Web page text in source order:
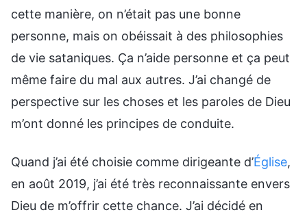
cette manière, on n’était pas une bonne
personne, mais on obéissait à des philosophies
de vie sataniques. Ça n’aide personne et ça peut
même faire du mal aux autres. J’ai changé de
perspective sur les choses et les paroles de Dieu
m’ont donné les principes de conduite.
Quand j’ai été choisie comme dirigeante d’Église,
en août 2019, j’ai été très reconnaissante envers
Dieu de m’offrir cette chance. J’ai décidé en